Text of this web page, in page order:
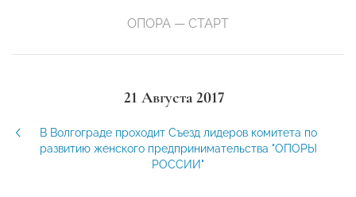
ОПОРА — СТАРТ
21 Августа 2017
В Волгограде проходит Съезд лидеров комитета по
развитию женского предпринимательства "ОПОРЫ
РОССИИ"